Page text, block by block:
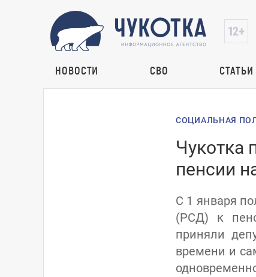
НОВОСТИ СВО СТАТЬИ
СОЦИАЛЬНАЯ
Чукотка
пенсии
С 1 января
(РСД) к
приняли
времени и